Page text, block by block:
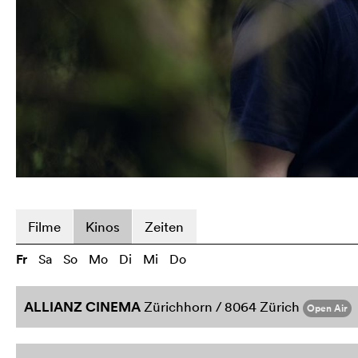
Filme Kinos
Zeiten
Fr
Sa So Mo Di Mi Do
ALLIANZ CINEMA Zürichhorn / 8064 Zürich Open Air